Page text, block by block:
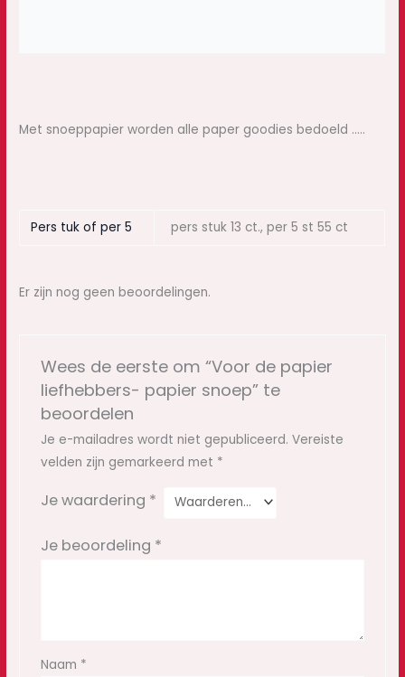
Met snoeppapier worden alle paper goodies bedoeld …..
Pers tuk of per 5 pers stuk 13 ct., per 5 st 55 ct
Er zijn nog geen beoordelingen.
Wees de eerste om “Voor de papier
liefhebbers- papier snoep” te
beoordelen
Je e-mailadres wordt niet gepubliceerd. Vereiste
velden zijn gemarkeerd met *
Je waardering *
Je beoordeling *
Naam *